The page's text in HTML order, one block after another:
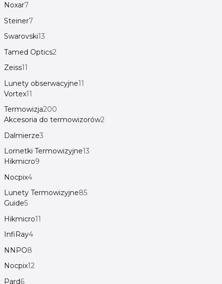
Noxar7
Steiner7
Swarovski13
Tamed Optics2
Zeiss11
Lunety obserwacyjne11
Vortex11
Termowizja200
Akcesoria do termowizorów2
Dalmierze3
Lornetki Termowizyjne13
Hikmicro9
Nocpix4
Lunety Termowizyjne85
Guide5
Hikmicro11
InfiRay4
NNPO8
Nocpix12
Pard6